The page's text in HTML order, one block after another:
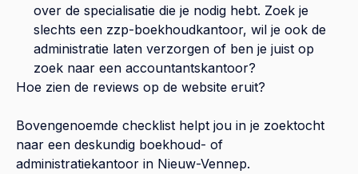
over de specialisatie die je nodig hebt. Zoek je
slechts een zzp-boekhoudkantoor, wil je ook de
administratie laten verzorgen of ben je juist op
zoek naar een accountantskantoor?
Hoe zien de reviews op de website eruit?
Bovengenoemde checklist helpt jou in je zoektocht
naar een deskundig boekhoud- of
administratiekantoor in Nieuw-Vennep.